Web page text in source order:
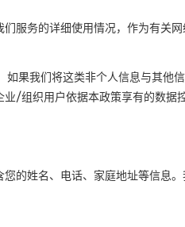
服务的详细使用情况，作为有关网
果我们将这类非个人信息与其
业/组织用户依据本政策享有的数据
的姓名、电话、家庭地址等信息